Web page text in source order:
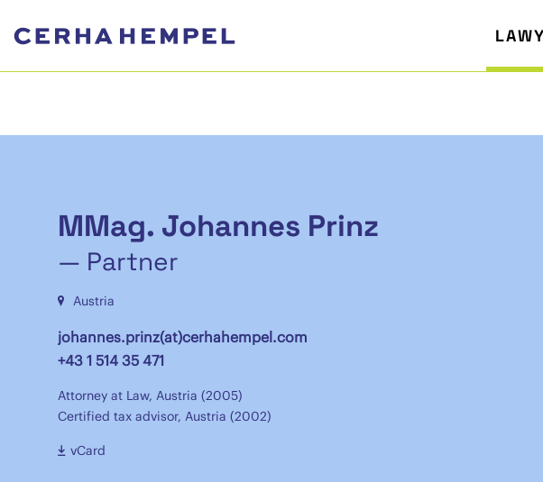
MMag. Johannes Prinz
— Partner
Austria
johannes.prinz(at)cerhahempel.com
+43 1 514 35 471
Attorney at Law, Austria (2005)
Certified tax advisor, Austria (2002)
vCard